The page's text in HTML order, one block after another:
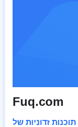
Fuq.com